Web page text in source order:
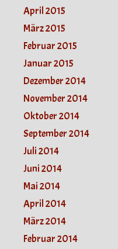
April 2015
März 2015
Februar 2015
Januar 2015
Dezember 2014
November 2014
Oktober 2014
September 2014
Juli 2014
Juni 2014
Mai 2014
April 2014
März 2014
Februar 2014